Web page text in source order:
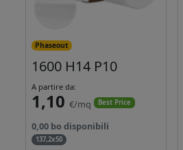
Phaseout
1600 H14 P10
A partire da:
1,10 €/mq Best Price
0,00 bo disponibili
137,2x50